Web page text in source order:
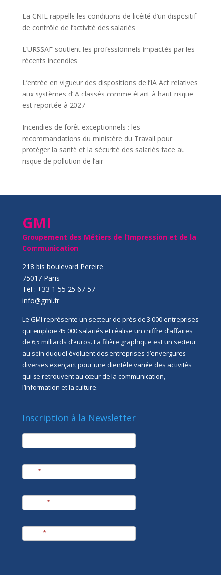
La CNIL rappelle les conditions de licéité d’un dispositif
de contrôle de l’activité des salariés
L’URSSAF soutient les professionnels impactés par les
récents incendies
L’entrée en vigueur des dispositions de l’IA Act relatives
aux systèmes d’IA classés comme étant à haut risque
est reportée à 2027
Incendies de forêt exceptionnels : les
recommandations du ministère du Travail pour
protéger la santé et la sécurité des salariés face au
risque de pollution de l’air
GMI
Groupement des Métiers de l’Impression et de la
Communication
218 bis boulevard Pereire
75017 Paris
Tél : +33 1 55 25 67 57
info@gmi.fr
Le GMI représente un secteur de près de 3 000 entreprises
qui emploie 45 000 salariés et réalise un chiffre d’affaires
de 6,5 milliards d’euros. La filière graphique est un secteur
au sein duquel évoluent des entreprises d’envergures
diverses exerçant pour une clientèle variée des activités
qui se retrouvent au cœur de la communication,
l’information et la culture.
Inscription à la Newsletter
newsletter
*
*
*